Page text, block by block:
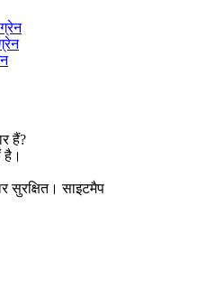
हैं?
है।
सुरक्षित। साइटमैप